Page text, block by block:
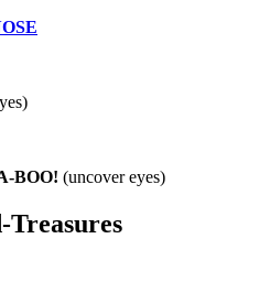
BOO! (uncover eyes)
Treasures